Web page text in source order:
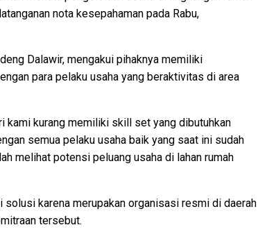
nota kesepahaman pada Rabu,
Dalawir, mengakui pihaknya memiliki
para pelaku usaha yang beraktivitas di area
kami kurang memiliki skill set yang dibutuhkan
semua pelaku usaha baik yang saat ini sudah
melihat potensi peluang usaha di lahan rumah
karena merupakan organisasi resmi di daerah
tersebut.